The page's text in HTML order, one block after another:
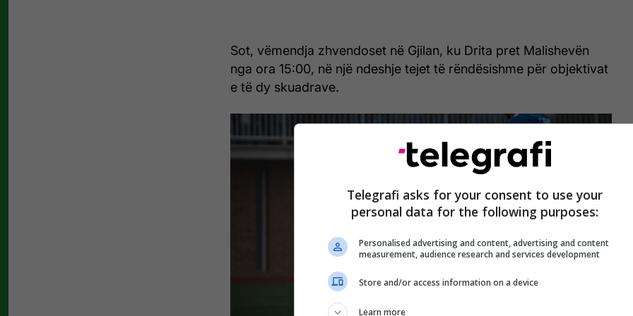
Sot, vëmendja zhvendoset në Gjilan, ku Drita pret Malishevën
nga ora 15:00, në një ndeshje tejet të rëndësishme për objektivat
e të dy skuadrave.
Telegrafi asks for your consent to use your
personal data for the following purposes:
Personalised advertising and content, advertising and content
measurement, audience research and services development
Store and/or access information on a device
Learn more